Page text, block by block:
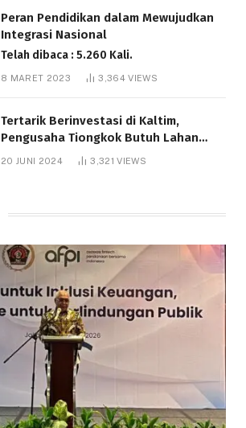
Peran Pendidikan dalam Mewujudkan
Integrasi Nasional
Telah dibaca : 5.260 Kali.
8 MARET 2023 3,364VIEWS
Tertarik Berinvestasi di Kaltim,
Pengusaha Tiongkok Butuh Lahan
1.000 Hektare
20 JUNI 2024 3,321VIEWS